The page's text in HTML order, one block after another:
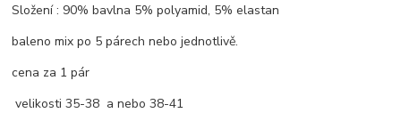
Složení : 90% bavlna 5% polyamid, 5% elastan
baleno mix po 5 párech nebo jednotlivě.
cena za 1 pár
velikosti 35-38 a nebo 38-41